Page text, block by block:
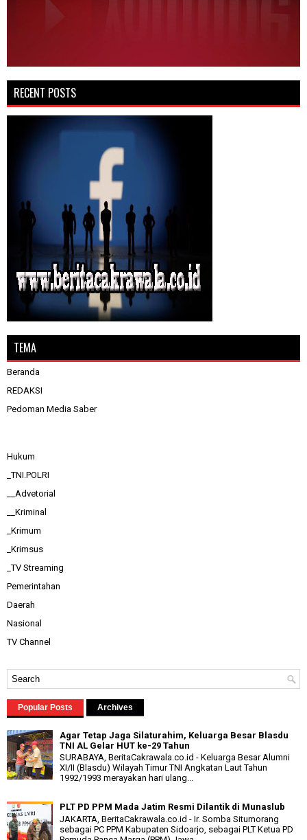
RECENT POSTS
TEMA
Beranda
REDAKSI
Pedoman Media Saber
Hukum
_TNI.POLRI
__Advetorial
__Kriminal
_Krimum
_Krimsus
_TV Streaming
Pemerintahan
Daerah
Nasional
TV Channel
Popular Posts Archives
Agar Tetap Jaga Silaturahim, Keluarga Besar Blasdu
TNI AL Gelar HUT ke-29 Tahun
SURABAYA, BeritaCakrawala.co.id - Keluarga Besar Alumni
XI/II (Blasdu) Wilayah Timur TNI Angkatan Laut Tahun
1992/1993 merayakan hari ulang...
PLT PD PPM Mada Jatim Resmi Dilantik di Munaslub
JAKARTA, BeritaCakrawala.co.id - Ir. Somba Situmorang
sebagai PC PPM Kabupaten Sidoarjo, sebagai PLT Ketua PD